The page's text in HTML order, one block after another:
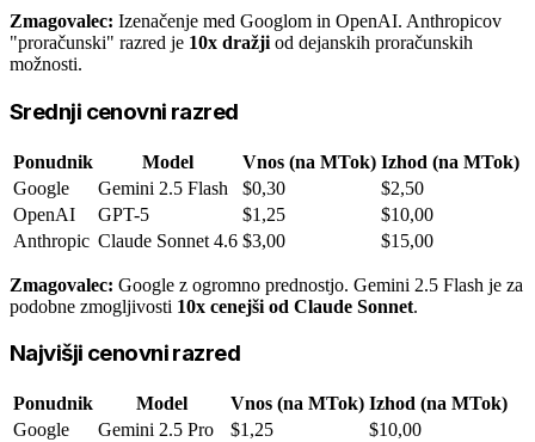
Zmagovalec: Izenačenje med Googlom in OpenAI. Anthropicov
"proračunski" razred je 10x dražji od dejanskih proračunskih
možnosti.
Srednji cenovni razred
Ponudnik Model Vnos (na MTok) Izhod (na MTok)
Google
Gemini 2.5 Flash $0,30
$2,50
OpenAI
GPT-5 $1,25
$10,00
Anthropic Claude Sonnet 4.6 $3,00 $15,00
Zmagovalec: Google z ogromno prednostjo. Gemini 2.5 Flash je za
podobne zmogljivosti 10x cenejši od Claude Sonnet.
Najvišji cenovni razred
Ponudnik Model Vnos (na MTok) Izhod (na MTok)
Google
Gemini 2.5 Pro $1,25
$10,00